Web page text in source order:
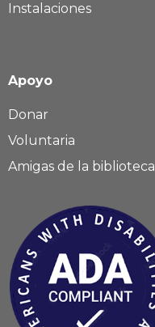
Instalaciones
Apoyo
Donar
Voluntaria
Amigas de la biblioteca